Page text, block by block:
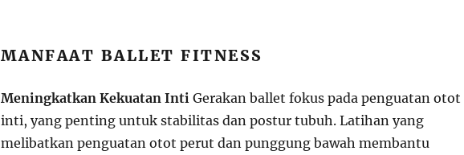
MANFAAT BALLET FITNESS
Meningkatkan Kekuatan Inti Gerakan ballet fokus pada penguatan otot
inti, yang penting untuk stabilitas dan postur tubuh. Latihan yang
melibatkan penguatan otot perut dan punggung bawah membantu